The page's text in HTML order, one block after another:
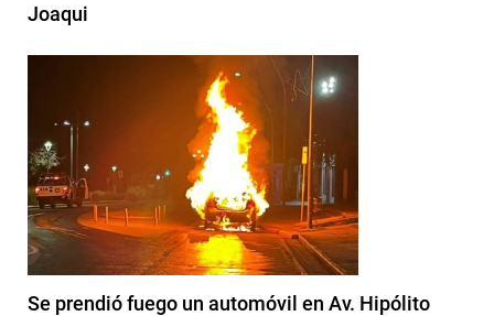
Joaqui
Se prendió fuego un automóvil en Av. Hipólito